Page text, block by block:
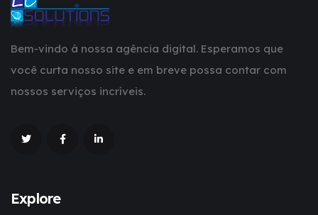
Bem-vindo à nossa agência digital. Esperamos que
você curta nosso site e em breve possa contar com
nossos serviços incríveis.
Explore